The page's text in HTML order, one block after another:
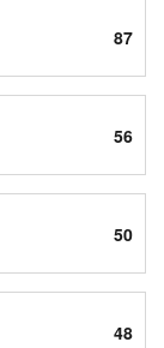
87
56
50
48